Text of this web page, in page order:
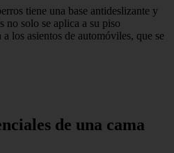
tiene una base antideslizante y
no solo se aplica a su piso
los asientos de automóviles, que se
de una cama